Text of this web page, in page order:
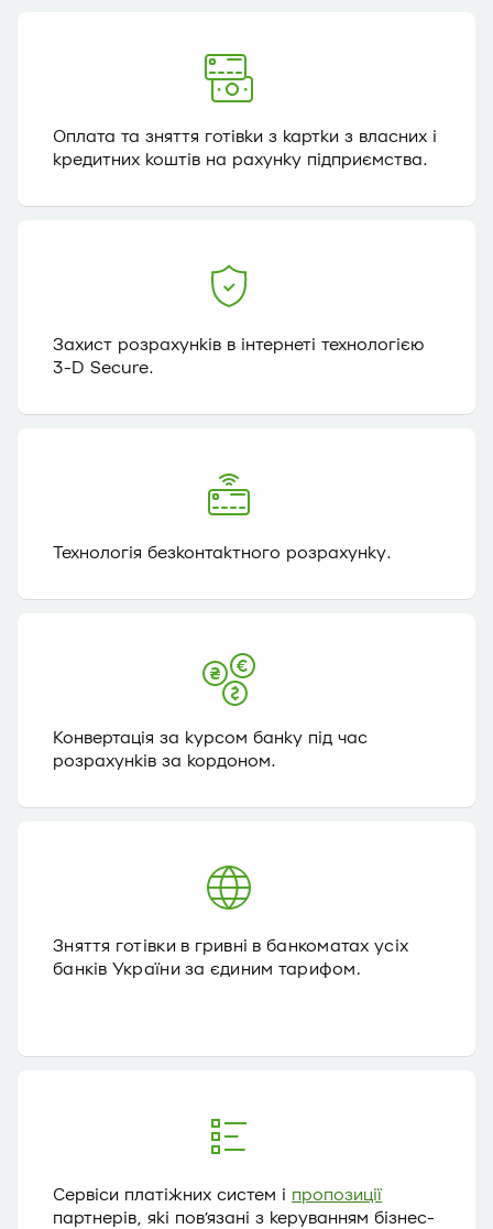
Оплата та зняття готівки з картки з власних і
кредитних коштів на рахунку підприємства.
Захист розрахунків в інтернеті технологією
3-D Secure.
Технологія безконтактного розрахунку.
Конвертація за курсом банку під час
розрахунків за кордоном.
Зняття готівки в гривні в банкоматах усіх
банків України за єдиним тарифом.
Сервіси платіжних систем і пропозиції
партнерів, які пов’язані з керуванням бiзнec-